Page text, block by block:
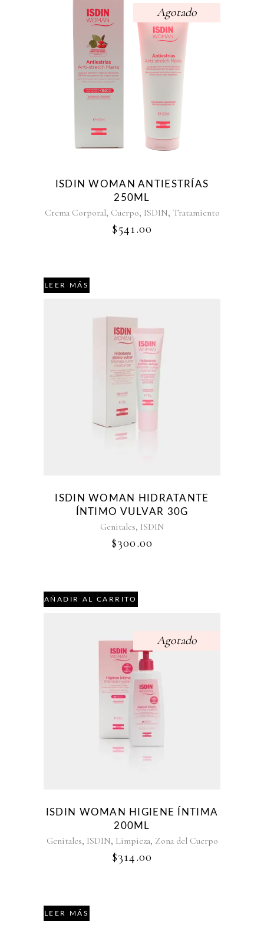
Agotado
ISDIN WOMAN ANTIESTRÍAS
250ML
Crema Corporal, Cuerpo, ISDIN, Tratamiento
$541.00
LEER MÁS
ISDIN WOMAN HIDRATANTE
ÍNTIMO VULVAR 30G
Genitales, ISDIN
$300.00
AÑADIR AL CARRITO
Agotado
ISDIN WOMAN HIGIENE ÍNTIMA
200ML
Genitales, ISDIN, Limpieza, Zona del Cuerpo
$314.00
LEER MÁS